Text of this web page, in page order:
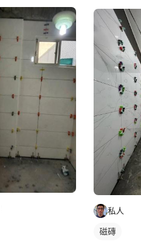
私人
磁磚